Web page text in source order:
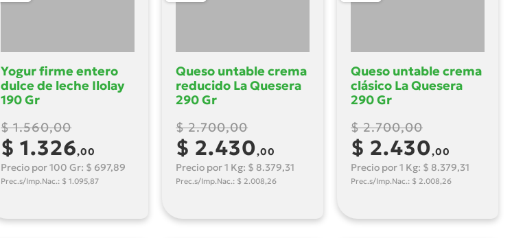
Yogur firme entero
dulce de leche Ilolay
190 Gr
$ 1.560,00
$ 1.326,00
Precio por 100 Gr: $ 697,89
Prec.s/Imp.Nac.: $ 1.095,87
Queso untable crema
reducido La Quesera
290 Gr
$ 2.700,00
$ 2.430,00
Precio por 1 Kg: $ 8.379,31
Prec.s/Imp.Nac.: $ 2.008,26
Queso untable crema
clásico La Quesera
290 Gr
$ 2.700,00
$ 2.430,00
Precio por 1 Kg: $ 8.379,31
Prec.s/Imp.Nac.: $ 2.008,26